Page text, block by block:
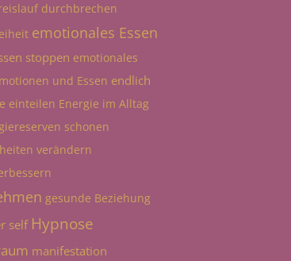
durchbrechen
emotionales Essen
stoppen emotionales
und Essen endlich
einteilen Energie im Alltag
schonen
verändern
gesunde Beziehung
self Hypnose
manifestation